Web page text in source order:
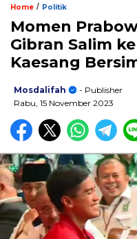
Home / Politik
Momen
Gibran Salim
Kaesang
Mosdalifah
- Publisher
Rabu, 15 November 2023